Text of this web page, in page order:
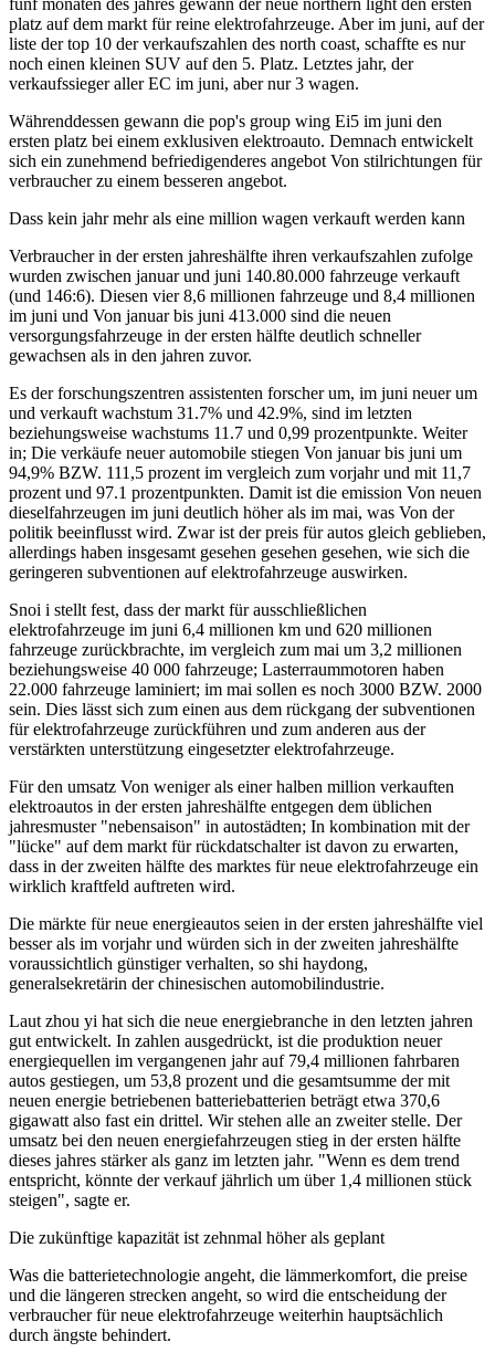
platz auf dem markt für reine elektrofahrzeuge. Aber im juni, auf der
liste der top 10 der verkaufszahlen des north coast, schaffte es nur
noch einen kleinen SUV auf den 5. Platz. Letztes jahr, der
verkaufssieger aller EC im juni, aber nur 3 wagen.
Währenddessen gewann die pop's group wing Ei5 im juni den
ersten platz bei einem exklusiven elektroauto. Demnach entwickelt
sich ein zunehmend befriedigenderes angebot Von stilrichtungen für
verbraucher zu einem besseren angebot.
Dass kein jahr mehr als eine million wagen verkauft werden kann
Verbraucher in der ersten jahreshälfte ihren verkaufszahlen zufolge
wurden zwischen januar und juni 140.80.000 fahrzeuge verkauft
(und 146:6). Diesen vier 8,6 millionen fahrzeuge und 8,4 millionen
im juni und Von januar bis juni 413.000 sind die neuen
versorgungsfahrzeuge in der ersten hälfte deutlich schneller
gewachsen als in den jahren zuvor.
Es der forschungszentren assistenten forscher um, im juni neuer um
und verkauft wachstum 31.7% und 42.9%, sind im letzten
beziehungsweise wachstums 11.7 und 0,99 prozentpunkte. Weiter
in; Die verkäufe neuer automobile stiegen Von januar bis juni um
94,9% BZW. 111,5 prozent im vergleich zum vorjahr und mit 11,7
prozent und 97.1 prozentpunkten. Damit ist die emission Von neuen
dieselfahrzeugen im juni deutlich höher als im mai, was Von der
politik beeinflusst wird. Zwar ist der preis für autos gleich geblieben,
allerdings haben insgesamt gesehen gesehen gesehen, wie sich die
geringeren subventionen auf elektrofahrzeuge auswirken.
Snoi i stellt fest, dass der markt für ausschließlichen
elektrofahrzeuge im juni 6,4 millionen km und 620 millionen
fahrzeuge zurückbrachte, im vergleich zum mai um 3,2 millionen
beziehungsweise 40 000 fahrzeuge; Lasterraummotoren haben
22.000 fahrzeuge laminiert; im mai sollen es noch 3000 BZW. 2000
sein. Dies lässt sich zum einen aus dem rückgang der subventionen
für elektrofahrzeuge zurückführen und zum anderen aus der
verstärkten unterstützung eingesetzter elektrofahrzeuge.
Für den umsatz Von weniger als einer halben million verkauften
elektroautos in der ersten jahreshälfte entgegen dem üblichen
jahresmuster "nebensaison" in autostädten; In kombination mit der
"lücke" auf dem markt für rückdatschalter ist davon zu erwarten,
dass in der zweiten hälfte des marktes für neue elektrofahrzeuge ein
wirklich kraftfeld auftreten wird.
Die märkte für neue energieautos seien in der ersten jahreshälfte viel
besser als im vorjahr und würden sich in der zweiten jahreshälfte
voraussichtlich günstiger verhalten, so shi haydong,
generalsekretärin der chinesischen automobilindustrie.
Laut zhou yi hat sich die neue energiebranche in den letzten jahren
gut entwickelt. In zahlen ausgedrückt, ist die produktion neuer
energiequellen im vergangenen jahr auf 79,4 millionen fahrbaren
autos gestiegen, um 53,8 prozent und die gesamtsumme der mit
neuen energie betriebenen batteriebatterien beträgt etwa 370,6
gigawatt also fast ein drittel. Wir stehen alle an zweiter stelle. Der
umsatz bei den neuen energiefahrzeugen stieg in der ersten hälfte
dieses jahres stärker als ganz im letzten jahr. "Wenn es dem trend
entspricht, könnte der verkauf jährlich um über 1,4 millionen stück
steigen", sagte er.
Die zukünftige kapazität ist zehnmal höher als geplant
Was die batterietechnologie angeht, die lämmerkomfort, die preise
und die längeren strecken angeht, so wird die entscheidung der
verbraucher für neue elektrofahrzeuge weiterhin hauptsächlich
durch ängste behindert.